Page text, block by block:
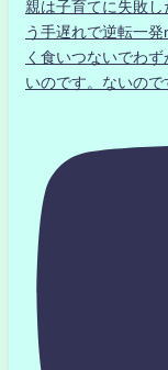
親は子育てに失敗
う手遅れで逆転一
く食いつないでわ
いのです。ないので